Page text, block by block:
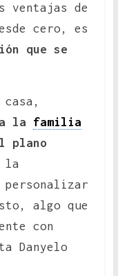
ventajas de
cero, es
que se
la familia
plano
la
algo que
con
Danyelo